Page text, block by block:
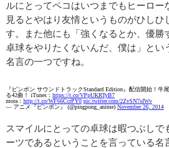
ルにとってペコはいつまでもヒーロー
見るとやはり友情というものがひしひ
す。また他にも「強くなるとか、優勝
卓球をやりたくないんだ、僕は」とい
名言の一つですね。
『ピンポン サウンドトラックStandard Edition』配信開始！牛
る42曲！ iTunes： https://t.co/VPpUKRTyB7
mora： http://t.co/WF66CcrPY0 pic.twitter.com/2ZvSN7sIWv
— アニメ『ピンポン』 (@pingpong_anime) November 26, 2014
スマイルにとっての卓球は暇つぶしで
ーツであるということを言っている名